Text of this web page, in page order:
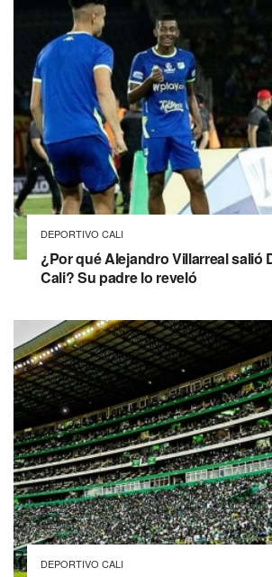
DEPORTIVO CALI
¿Por qué Alejandro Villarreal salió
Cali? Su padre lo reveló
DEPORTIVO CALI